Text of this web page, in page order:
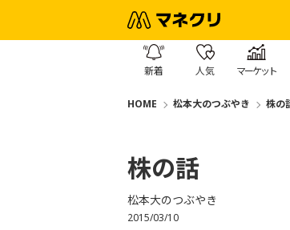
新着 人気 マーケット
HOME 松本大のつぶやき 株の
株の話
松本大のつぶやき
2015/03/10